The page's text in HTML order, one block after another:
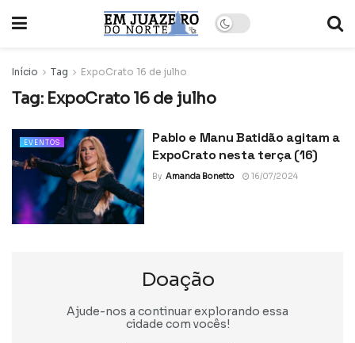
Início Tag ExpoCrato 16 de julho
Tag: ExpoCrato 16 de julho
EVENTOS
Pablo e Manu Batidão agitam a
ExpoCrato nesta terça (16)
By Amanda Bonetto 16/07/2024
Doação
Ajude-nos a continuar explorando essa
cidade com vocês!